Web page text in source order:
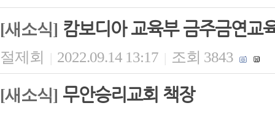
[새소식] 캄보디아 교육부 금주금연교
절제회 | 2022.09.14 13:17 | 조회 3843
[새소식] 무안승리교회 책장